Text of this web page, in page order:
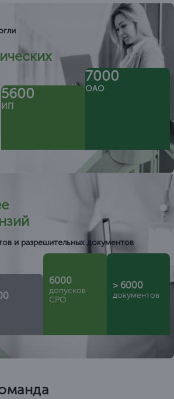
5600
ИП
7000
ОАО
и разрешительных документов
6000
допусков
СРО
> 6000
документов